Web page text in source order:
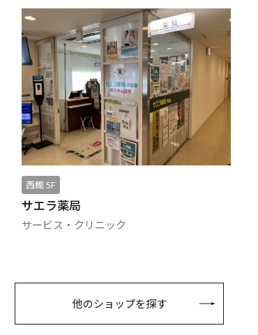
西館 5F
サエラ薬局
サービス・クリニック
他のショップを探す